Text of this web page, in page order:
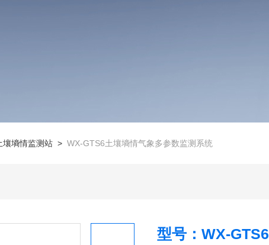
壤墒情监测站> WX-GTS6土壤墒情气象多参数监测系统
型号：WX-GTS6